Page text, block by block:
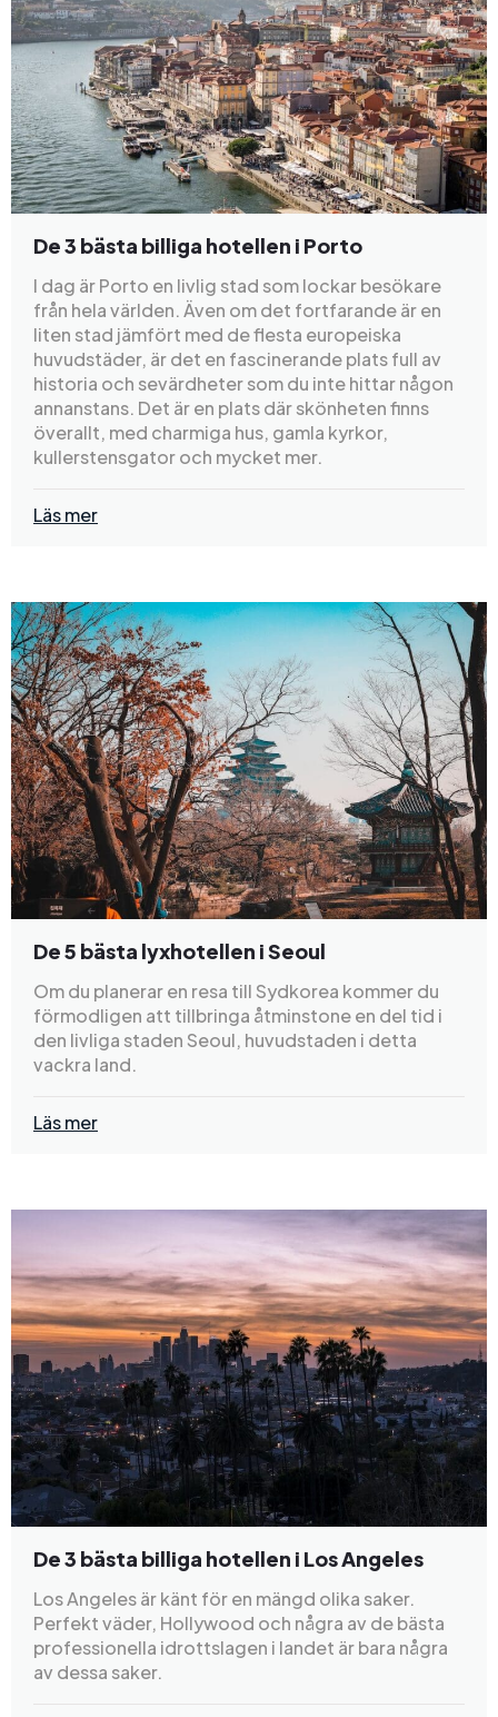
De 3 bästa billiga hotellen i Porto
I dag är Porto en livlig stad som lockar besökare
från hela världen. Även om det fortfarande är en
liten stad jämfört med de flesta europeiska
huvudstäder, är det en fascinerande plats full av
historia och sevärdheter som du inte hittar någon
annanstans. Det är en plats där skönheten finns
överallt, med charmiga hus, gamla kyrkor,
kullerstensgator och mycket mer.
Läs mer
De 5 bästa lyxhotellen i Seoul
Om du planerar en resa till Sydkorea kommer du
förmodligen att tillbringa åtminstone en del tid i
den livliga staden Seoul, huvudstaden i detta
vackra land.
Läs mer
De 3 bästa billiga hotellen i Los Angeles
Los Angeles är känt för en mängd olika saker.
Perfekt väder, Hollywood och några av de bästa
professionella idrottslagen i landet är bara några
av dessa saker.